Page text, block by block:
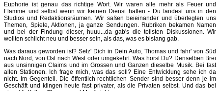
Euphorie ist genau das richtige Wort. Wir waren alle mehr als Feuer und
Flamme und selbst wenn wir keinen Dienst hatten - Du fandest uns in den
Studios und Redaktionsräumen. Wir saßen beieinander und überlegten uns
Themen, Spiele, Aktionen, ja ganze Sendungen. Rubriken bekamen Namen
und bei der Findung dieser, huuu...da gab's die tollsten Diskussionen. Wir
wollten schlicht neu und besser sein, als das, was es bislang gab.
Was daraus geworden ist? Setz' Dich in Dein Auto, Thomas und fahr' von Süd
nach Nord, von Ost nach West oder umgekehrt. Was hörst Du? Denselben Brei
aus unsinnigen Claims und im Grossen und Ganzen dieselbe Musik. Bei fast
allen Stationen. Ich frage mich, was das soll? Eine Entwicklung sehe ich da
nicht. Im Gegenteil. Die öffentlich-rechtlichen Sender sind besser denn je im
Geschäft und klingen heute fast privater, als die Privaten selbst. Und das bei